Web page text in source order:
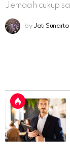
Jemaah cukup
by Jati Sunarto